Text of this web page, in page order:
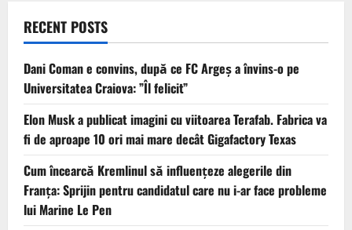
RECENT POSTS
Dani Coman e convins, după ce FC Argeș a învins-o pe
Universitatea Craiova: ”Îl felicit”
Elon Musk a publicat imagini cu viitoarea Terafab. Fabrica va
fi de aproape 10 ori mai mare decât Gigafactory Texas
Cum încearcă Kremlinul să influențeze alegerile din
Franța: Sprijin pentru candidatul care nu i-ar face probleme
lui Marine Le Pen